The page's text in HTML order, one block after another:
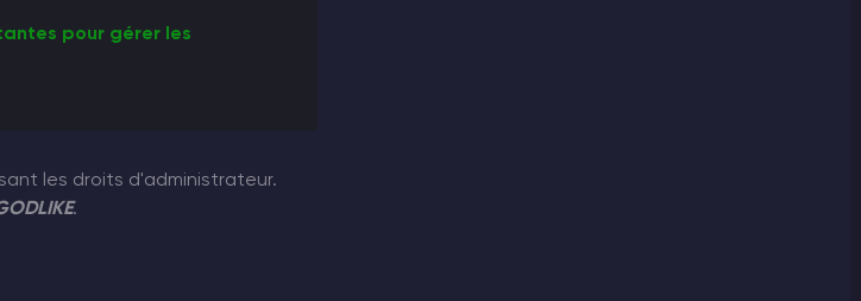
pour gérer les
les droits d'administrateur.
.